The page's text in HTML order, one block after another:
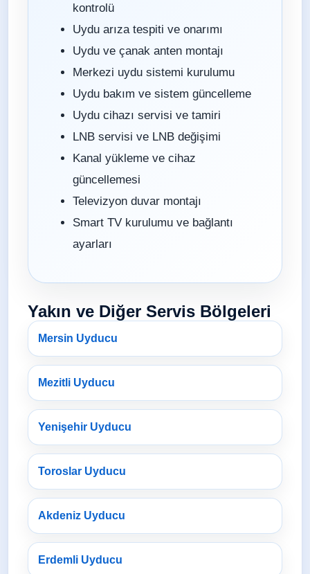
kontrolü
Uydu arıza tespiti ve onarımı
Uydu ve çanak anten montajı
Merkezi uydu sistemi kurulumu
Uydu bakım ve sistem güncelleme
Uydu cihazı servisi ve tamiri
LNB servisi ve LNB değişimi
Kanal yükleme ve cihaz
güncellemesi
Televizyon duvar montajı
Smart TV kurulumu ve bağlantı
ayarları
Yakın ve Diğer Servis Bölgeleri
Mersin Uyducu
Mezitli Uyducu
Yenişehir Uyducu
Toroslar Uyducu
Akdeniz Uyducu
Erdemli Uyducu